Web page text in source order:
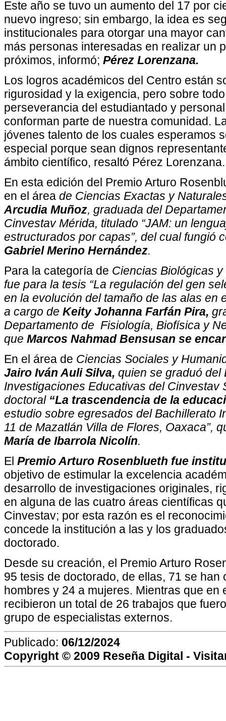
Este año se tuvo un aumento del 17 por
nuevo ingreso; sin embargo, la idea es
institucionales para otorgar una mayor
más personas interesadas en realizar un
próximos, informó; Pérez Lorenzana.
Los logros académicos del Centro están
rigurosidad y la exigencia, pero sobre
perseverancia del estudiantado y
conforman parte de nuestra comunidad.
jóvenes talento de los cuales esperamos
especial porque sean dignos
ámbito científico, resaltó Pérez Lorenzana.
En esta edición del Premio Arturo
en el área de Ciencias Exactas y
Arcudia Muñoz, graduada del
Cinvestav Mérida, titulado “JAM: un
estructurados por capas”, del cual fungió
Gabriel Merino Hernández.
Para la categoría de Ciencias Biológicas
fue para la tesis “La regulación del gen
en la evolución del tamaño de las alas en
a cargo de Keity Johanna Farfán Pira,
Departamento de Fisiología, Biofísica y
que Marcos Nahmad Bensusan se
En el área de Ciencias Sociales y
Jairo Iván Auli Silva, quien se graduó del
Investigaciones Educativas del Cinvestav
doctoral “La trascendencia de la
estudio sobre egresados del Bachillerato
11 de Mazatlán Villa de Flores, Oaxaca”,
María de Ibarrola Nicolín.
El Premio Arturo Rosenblueth fue
objetivo de estimular la excelencia
desarrollo de investigaciones originales,
en alguna de las cuatro áreas científicas
Cinvestav; por esta razón es el
concede la institución a las y los
doctorado.
Desde su creación, el Premio Arturo
95 tesis de doctorado, de ellas, 71 se han
hombres y 24 a mujeres. Mientras que en
recibieron un total de 26 trabajos que
grupo de especialistas externos.
Publicado: 06/12/2024
Copyright © 2009 Reseña Digital -